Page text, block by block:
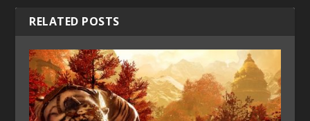
RELATED POSTS